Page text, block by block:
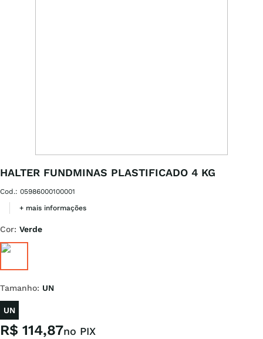
HALTER FUNDMINAS PLASTIFICADO 4 KG
Cod.: 05986000100001
+ mais informações
Cor: Verde
Tamanho: UN
UN
R$ 114,87no PIX